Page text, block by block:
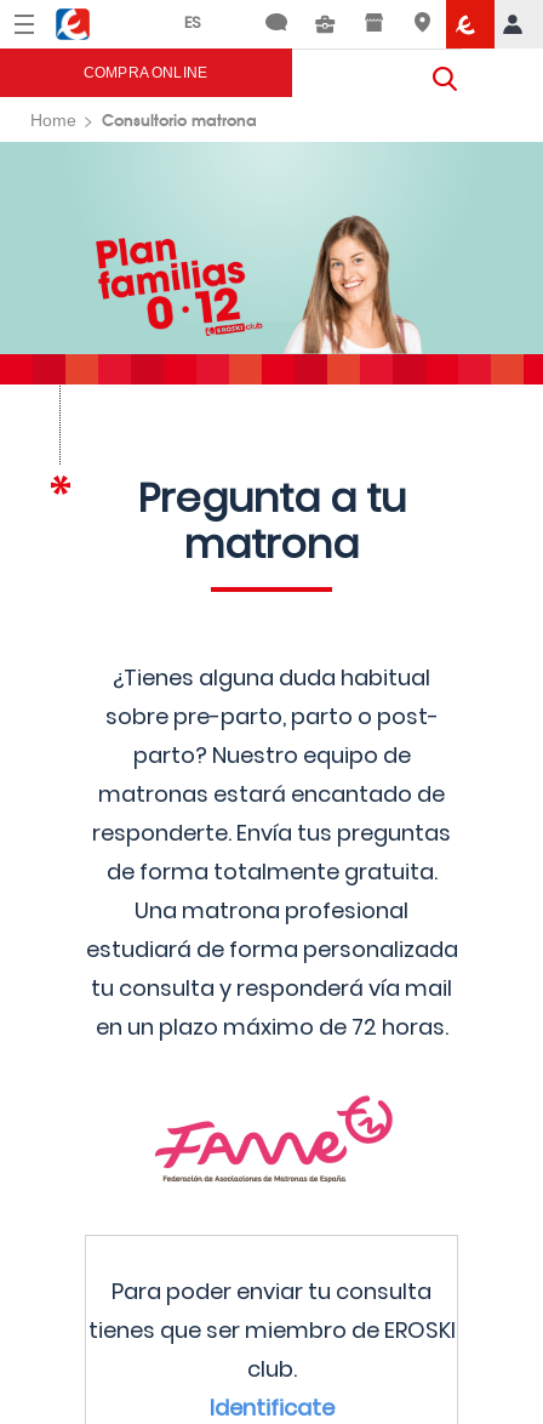
Menú Eroski
COMPRA ONLINE
Home Consultorio matrona
Pregunta a tu
matrona
¿Tienes alguna duda habitual
sobre pre-parto, parto o post-
parto? Nuestro equipo de
matronas estará encantado de
responderte. Envía tus preguntas
de forma totalmente gratuita.
Una matrona profesional
estudiará de forma personalizada
tu consulta y responderá vía mail
en un plazo máximo de 72 horas.
Para poder enviar tu consulta
tienes que ser miembro de EROSKI
club.
Identificate